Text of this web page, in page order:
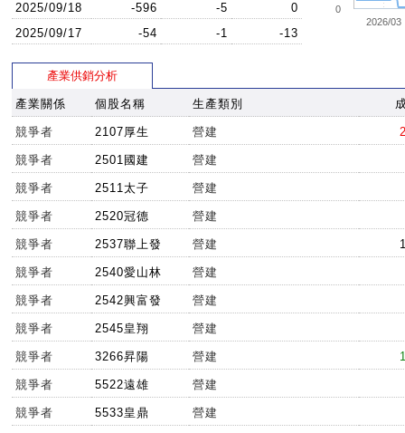
2025/09/18
-596 -5
0
2025/09/17
-54 -1 -13
2026/03
0
產業供銷分析
產業關係 個股名稱 生產類別
競爭者 2107厚生 營建
競爭者 2501國建 營建
競爭者 2511太子 營建
競爭者 2520冠德 營建
競爭者 2537聯上發 營建
競爭者 2540愛山林 營建
競爭者 2542興富發 營建
競爭者 2545皇翔 營建
競爭者 3266昇陽 營建
競爭者 5522遠雄 營建
競爭者 5533皇鼎 營建